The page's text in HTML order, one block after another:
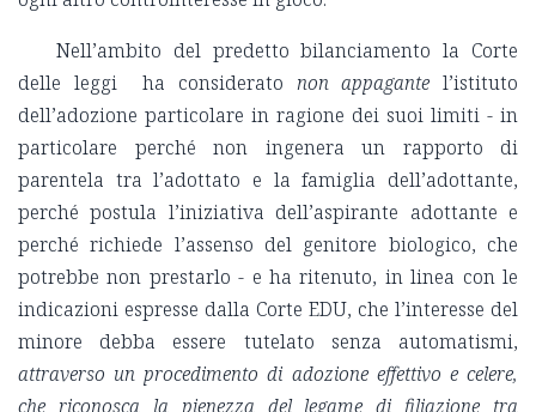
Nell’ambito del predetto bilanciamento la Corte
delle leggi ha considerato non appagante l’istituto
dell’adozione particolare in ragione dei suoi limiti - in
particolare perché non ingenera un rapporto di
parentela tra l’adottato e la famiglia dell’adottante,
perché postula l’iniziativa dell’aspirante adottante e
perché richiede l’assenso del genitore biologico, che
potrebbe non prestarlo - e ha ritenuto, in linea con le
indicazioni espresse dalla Corte EDU, che l’interesse del
minore debba essere tutelato senza automatismi,
attraverso un procedimento di adozione effettivo e celere,
che riconosca la pienezza del legame di filiazione tra